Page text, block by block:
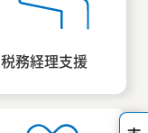
税務経理支援